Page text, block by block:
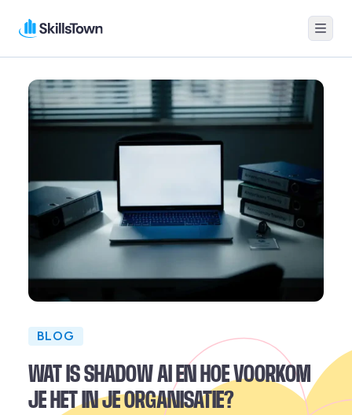
Menu
BLOG
WAT IS SHADOW AI EN HOE VOORKOM
JE HET IN JE ORGANISATIE?